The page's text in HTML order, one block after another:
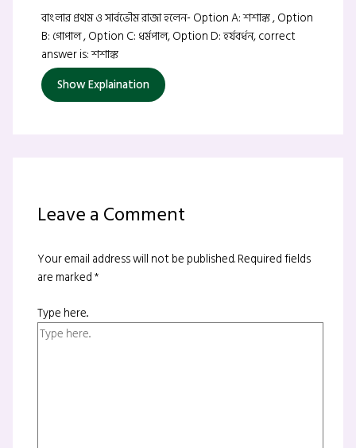
বাংলার প্রথম ও সার্বভৌম রাজা হলেন- Option A: শশাঙ্ক , Option
B: গোপাল , Option C: ধর্মপাল, Option D: হর্যবর্ধন, correct
answer is: শশাঙ্ক
Show Explaination
Leave a Comment
Your email address will not be published.Required fields
are marked*
Type here..